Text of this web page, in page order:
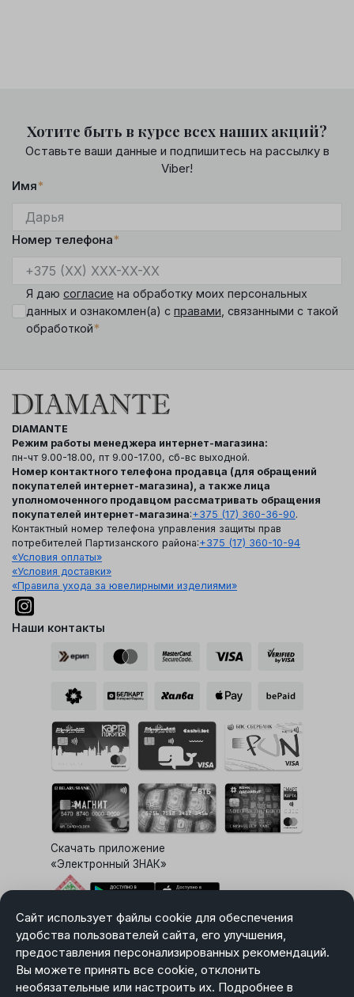
Сайт использует файлы cookie для обеспечения
удобства пользователей сайта, его улучшения,
предоставления персонализированных рекомендаций.
Вы можете принять все cookie, отклонить
необязательные или настроить их. Подробнее в
Хотите быть в курсе всех наших акций?
Оставьте ваши данные и подпишитесь на рассылку в
Viber!
Имя*
Номер телефона*
Я даю согласие на обработку моих персональных
данных и ознакомлен(а) с правами , связанными с такой
обработкой*
DIAMANTE
Режим работы менеджера интернет-магазина:
пн-чт 9.00-18.00, пт 9.00-17.00, сб-вс выходной.
Номер контактного телефона продавца (для обращений
покупателей интернет-магазина), а также лица
уполномоченного продавцом рассматривать обращения
покупателей интернет-магазина:+375 (17) 360-36-90.
Контактный номер телефона управления защиты прав
потребителей Партизанского района:+375 (17) 360-10-94
«Условия оплаты»
«Условия доставки»
«Правила ухода за ювелирными изделиями»
Наши контакты
Скачать приложение
«Электронный ЗНАК»
Выбор настроек Cookie
Карта сайта